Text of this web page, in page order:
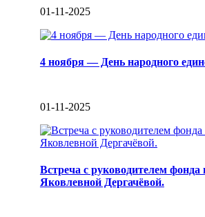
01-11-2025
4 ноября — День народного
01-11-2025
Встреча с руководителем
Яковлевной Дергачёвой.